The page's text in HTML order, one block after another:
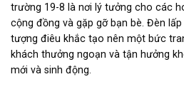
trường 19-8 là nơi lý tưởng cho các
cộng đồng và gặp gỡ bạn bè. Đèn
tượng điêu khắc tạo nên một bức
khách thưởng ngoạn và tận hưởng
mới và sinh động.